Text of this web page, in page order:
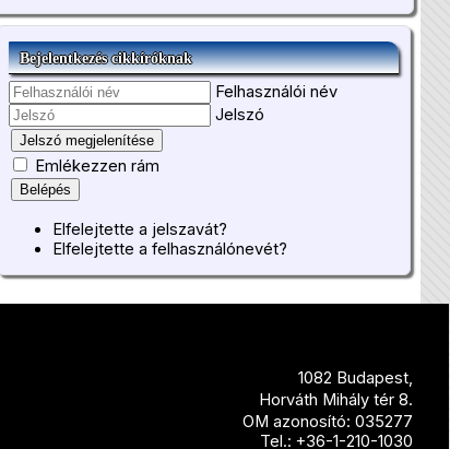
Bejelentkezés cikkíróknak
Felhasználói név
Jelszó
Jelszó megjelenítése
Emlékezzen rám
Belépés
Elfelejtette a jelszavát?
Elfelejtette a felhasználónevét?
1082 Budapest,
Horváth Mihály tér 8.
OM azonosító: 035277
Tel.: +36-1-210-1030